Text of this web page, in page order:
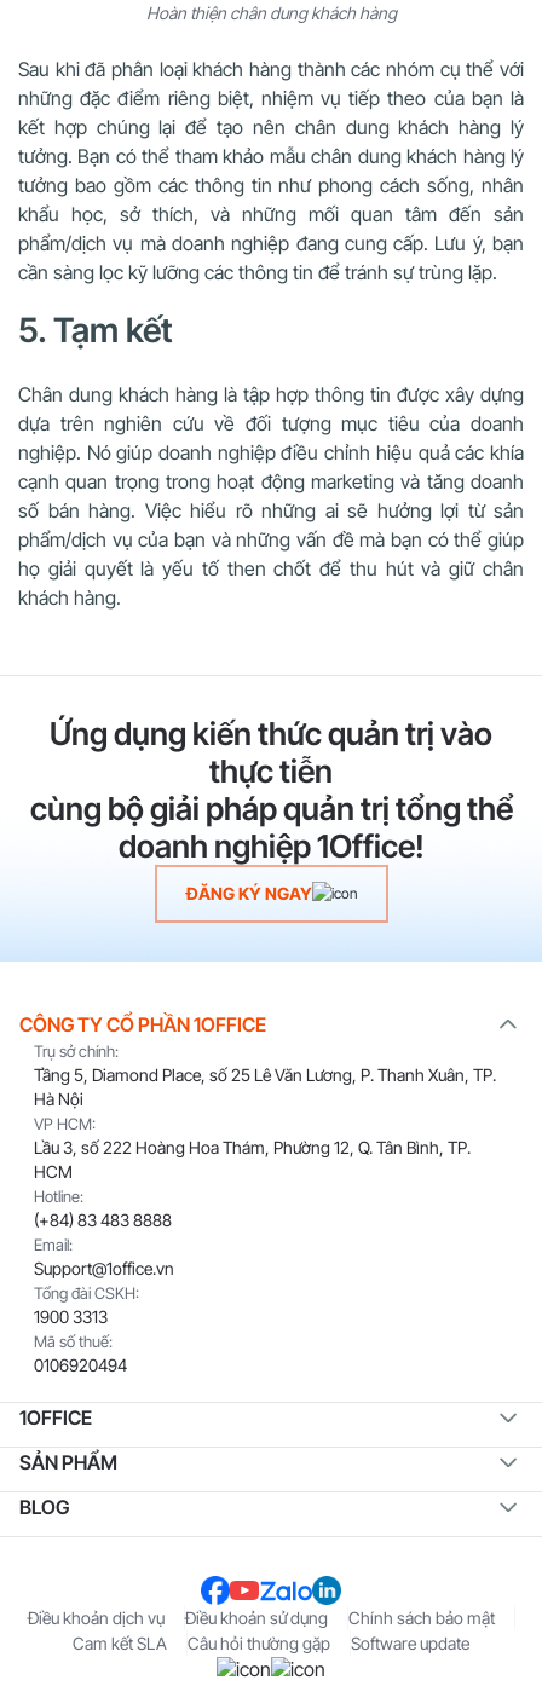
Hoàn thiện chân dung khách hàng
Sau khi đã phân loại khách hàng thành các nhóm cụ thể với
những đặc điểm riêng biệt, nhiệm vụ tiếp theo của bạn là
kết hợp chúng lại để tạo nên chân dung khách hàng lý
tưởng. Bạn có thể tham khảo mẫu chân dung khách hàng lý
tưởng bao gồm các thông tin như phong cách sống, nhân
khẩu học, sở thích, và những mối quan tâm đến sản
phẩm/dịch vụ mà doanh nghiệp đang cung cấp. Lưu ý, bạn
cần sàng lọc kỹ lưỡng các thông tin để tránh sự trùng lặp.
5. Tạm kết
Chân dung khách hàng là tập hợp thông tin được xây dựng
dựa trên nghiên cứu về đối tượng mục tiêu của doanh
nghiệp. Nó giúp doanh nghiệp điều chỉnh hiệu quả các khía
cạnh quan trọng trong hoạt động marketing và tăng doanh
số bán hàng. Việc hiểu rõ những ai sẽ hưởng lợi từ sản
phẩm/dịch vụ của bạn và những vấn đề mà bạn có thể giúp
họ giải quyết là yếu tố then chốt để thu hút và giữ chân
khách hàng.
Ứng dụng kiến thức quản trị vào
thực tiễn
cùng bộ giải pháp quản trị tổng thể
doanh nghiệp 1Office!
ĐĂNG KÝ NGAY
CÔNG TY CỔ PHẦN 1OFFICE
Trụ sở chính:
Tầng 5, Diamond Place, số 25 Lê Văn Lương, P. Thanh Xuân, TP.
Hà Nội
VP HCM:
Lầu 3, số 222 Hoàng Hoa Thám, Phường 12, Q. Tân Bình, TP.
HCM
Hotline:
(+84) 83 483 8888
Email:
Support@1office.vn
Tổng đài CSKH:
1900 3313
Mã số thuế:
0106920494
1OFFICE
SẢN PHẨM
BLOG
Điều khoản dịch vụ Điều khoản sử dụng
Chính sách bảo mật
Cam kết SLA
Câu hỏi thường gặp Software update